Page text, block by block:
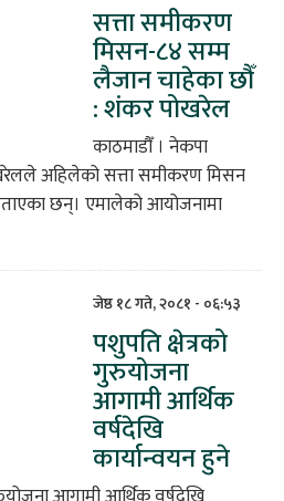
सत्ता समीकरण
मिसन-८४ सम्म
लैजान चाहेका छौँ
: शंकर पोखरेल
काठमाडौँ । नेकपा
अहिलेको सत्ता समीकरण मिसन
छन्। एमालेको आयोजनामा
जेष्ठ १८ गते, २०८१ - ०६:५३
पशुपति क्षेत्रको
गुरुयोजना
आगामी आर्थिक
वर्षदेखि
कार्यान्वयन हुने